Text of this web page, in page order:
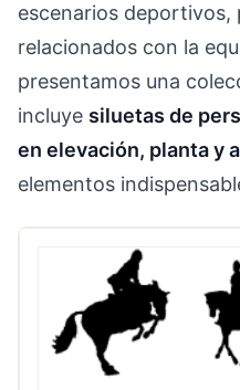
escenarios deportivos,
relacionados con la
presentamos una
incluye siluetas de
en elevación, planta y
elementos